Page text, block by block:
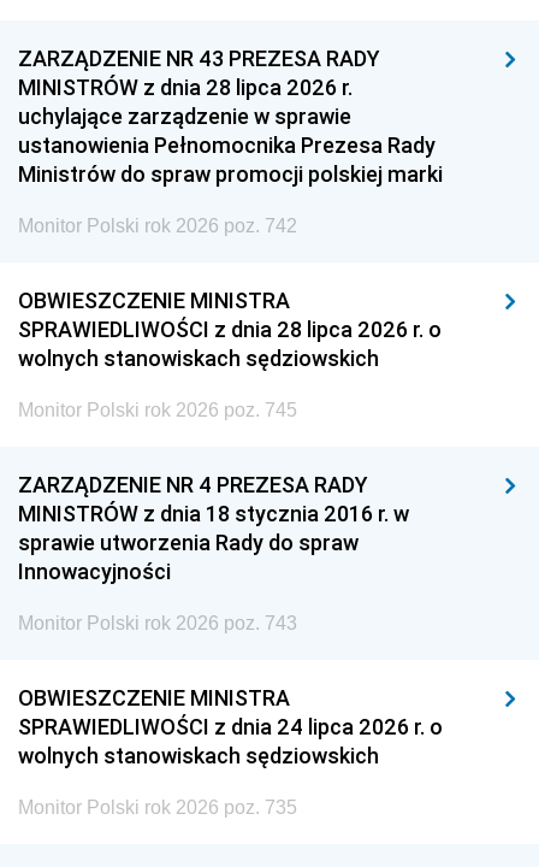
ZARZĄDZENIE NR 43 PREZESA RADY
MINISTRÓW z dnia 28 lipca 2026 r.
uchylające zarządzenie w sprawie
ustanowienia Pełnomocnika Prezesa Rady
Ministrów do spraw promocji polskiej marki
Monitor Polski rok 2026 poz. 742
OBWIESZCZENIE MINISTRA
SPRAWIEDLIWOŚCI z dnia 28 lipca 2026 r. o
wolnych stanowiskach sędziowskich
Monitor Polski rok 2026 poz. 745
ZARZĄDZENIE NR 4 PREZESA RADY
MINISTRÓW z dnia 18 stycznia 2016 r. w
sprawie utworzenia Rady do spraw
Innowacyjności
Monitor Polski rok 2026 poz. 743
OBWIESZCZENIE MINISTRA
SPRAWIEDLIWOŚCI z dnia 24 lipca 2026 r. o
wolnych stanowiskach sędziowskich
Monitor Polski rok 2026 poz. 735